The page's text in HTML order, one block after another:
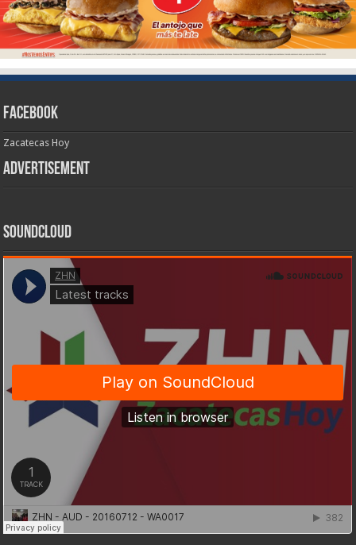
Facebook
Zacatecas Hoy
Advertisement
SoundCloud